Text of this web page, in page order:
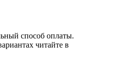
способ оплаты.
читайте в